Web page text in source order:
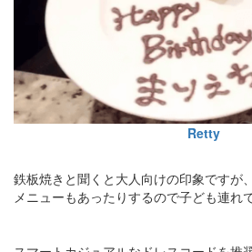
Retty
鉄板焼きと聞くと大人向けの印象ですが
メニューもあったりするので子ども連れ